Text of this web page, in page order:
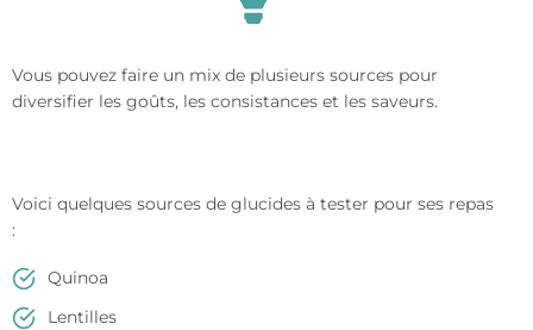
Vous pouvez faire un mix de plusieurs sources pour
diversifier les goûts, les consistances et les saveurs.
Voici quelques sources de glucides à tester pour ses repas
:
Quinoa
Lentilles